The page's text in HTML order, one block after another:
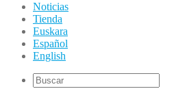
Noticias
Tienda
Euskara
Español
English